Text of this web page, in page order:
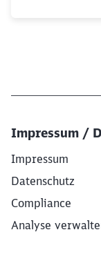
Impressum /
Impressum
Datenschutz
Compliance
Analyse